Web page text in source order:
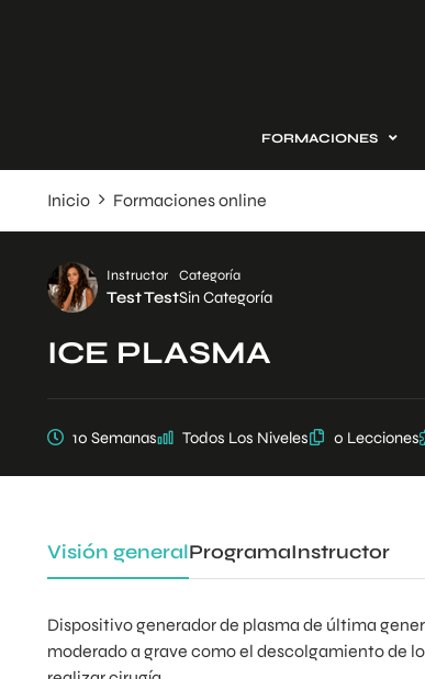
FORMACIONES
Inicio Formaciones online
Instructor
Test Test
Categoría
Sin Categoría
ICE PLASMA
10 Semanas Todos Los Niveles 0 Lecciones
Visión generalProgramaInstructor
Dispositivo generador de plasma de última
moderado a grave como el descolgamiento de